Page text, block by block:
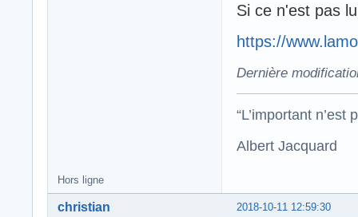
Si ce n'est pas
https://
Dernière
“L’important
Albert Jacquard
Hors ligne
2018-10-11 12:59:30
christian